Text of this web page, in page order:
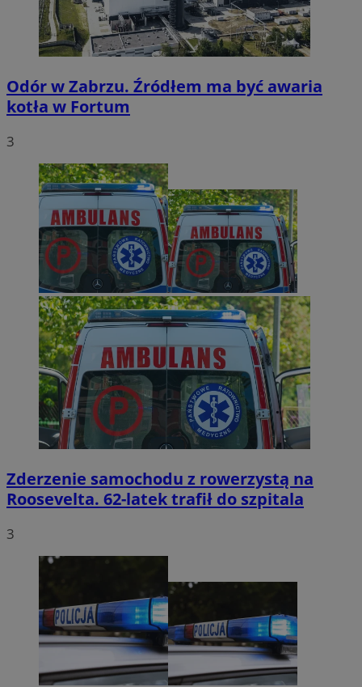
Odór w Zabrzu. Źródłem ma być awaria
kotła w Fortum
3
Zderzenie samochodu z rowerzystą na
Roosevelta. 62-latek trafił do szpitala
3